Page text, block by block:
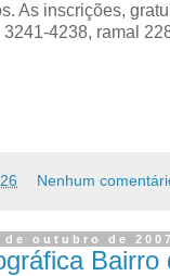
As inscrições,
4238, ramal
Nenhum
outubro de 2007
Bairro